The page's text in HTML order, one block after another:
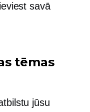
savā
tēmas
jūsu